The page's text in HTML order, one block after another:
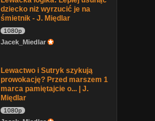
dziecko niż wyrzucić je na
śmietnik - J. Międlar
1080p
Jacek_Miedlar
Lewactwo i Sutryk szykują
prowokację? Przed marszem 1
marca pamiętajcie o... | J.
Międlar
1080p